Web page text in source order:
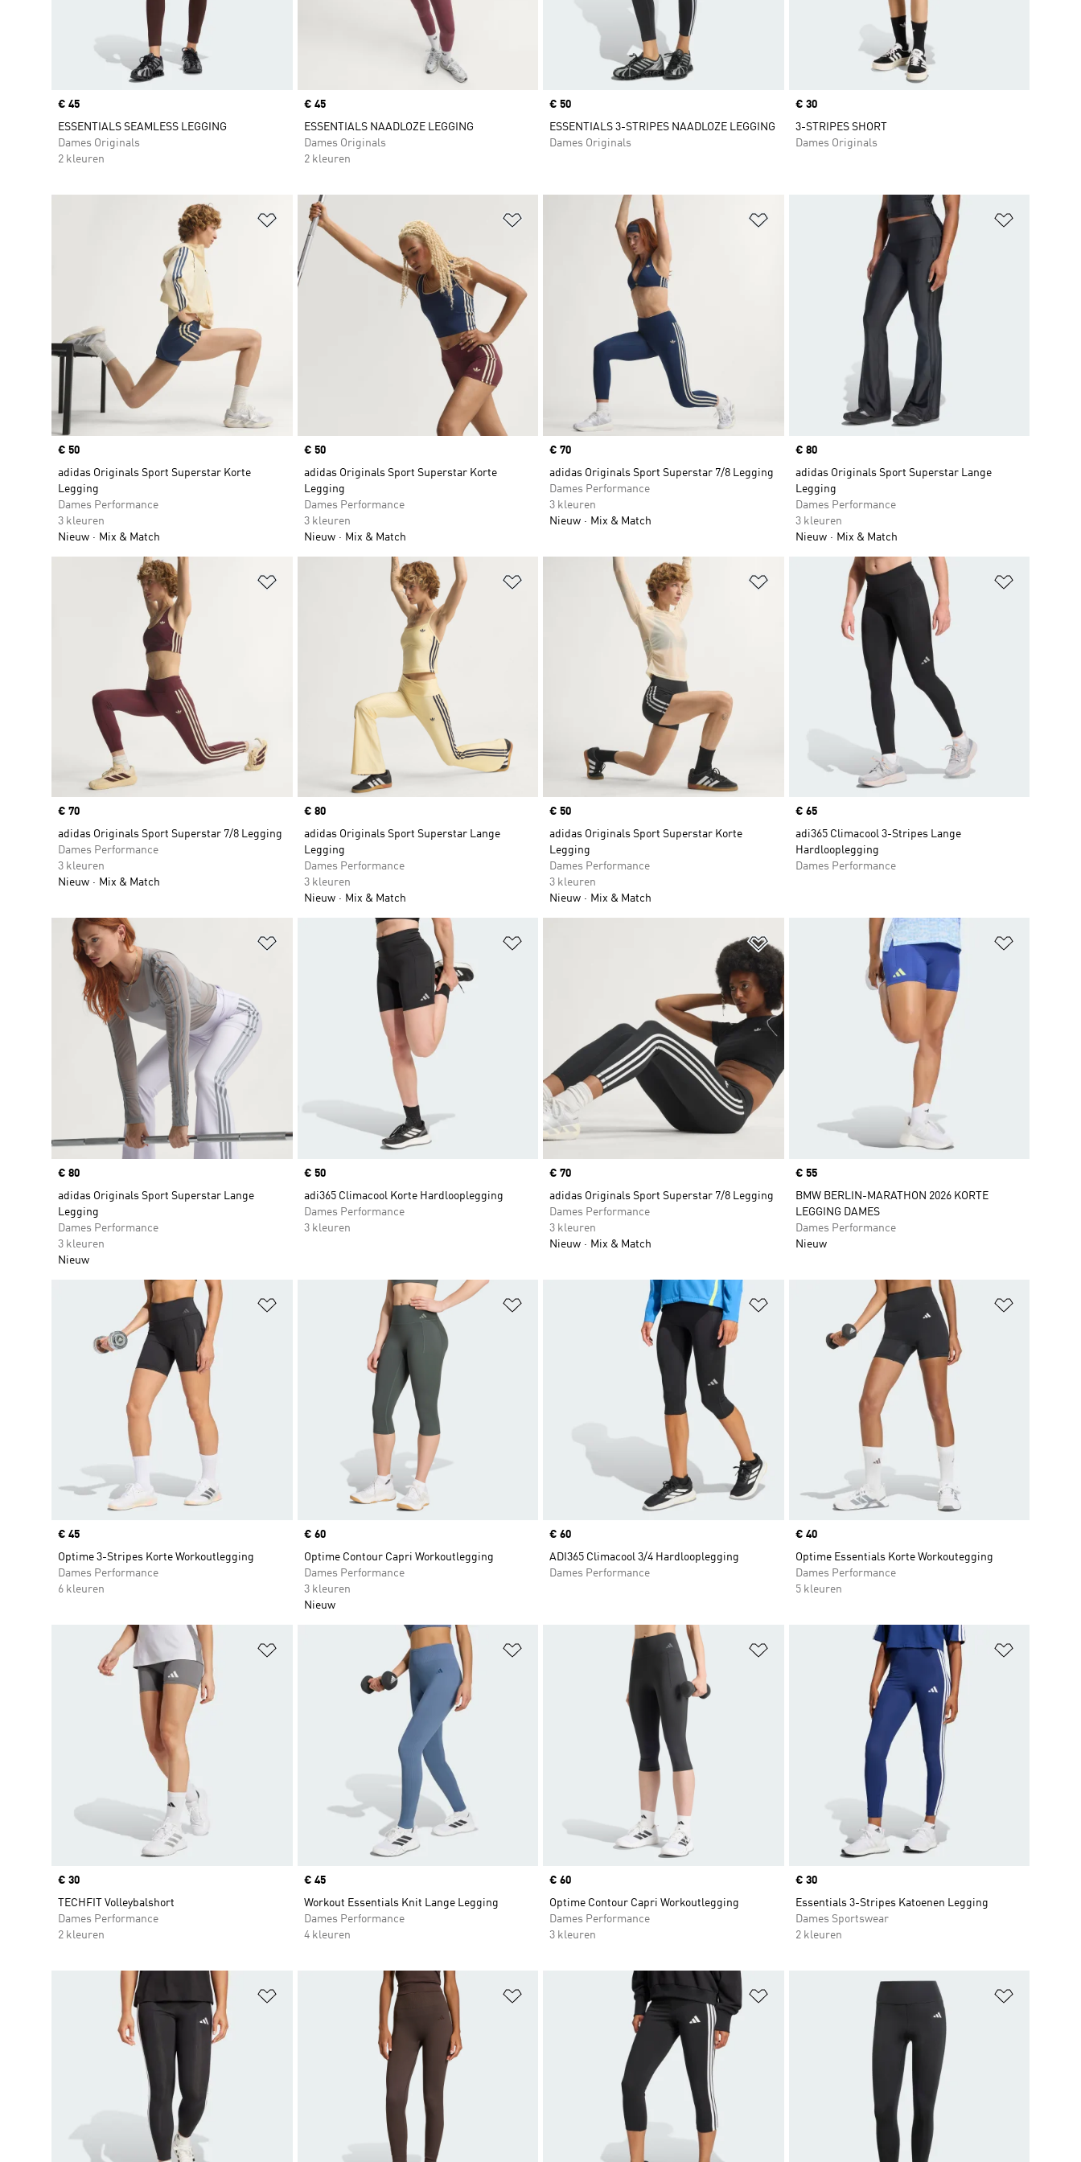
Price
€ 45
ESSENTIALS SEAMLESS LEGGING
Dames Originals
2 kleuren
Price
€ 45
ESSENTIALS NAADLOZE LEGGING
Dames Originals
2 kleuren
Price
€ 50
ESSENTIALS 3-STRIPES NAADLOZE LEGGING
Dames Originals
Price
€ 30
3-STRIPES SHORT
Dames Originals
Op verlanglijst zetten
Price
€ 50
adidas Originals Sport Superstar Korte
Legging
Dames Performance
3 kleuren
Nieuw
Mix & Match
Op verlanglijst zetten
Price
€ 50
adidas Originals Sport Superstar Korte
Legging
Dames Performance
3 kleuren
Nieuw
Mix & Match
Op verlanglijst zetten
Price
€ 70
adidas Originals Sport Superstar 7/8 Legging
Dames Performance
3 kleuren
Nieuw
Mix & Match
Price
€ 80
adidas Originals Sport Superstar Lange
Legging
Dames Performance
3 kleuren
Nieuw
Mix & Match
Op verlanglijst zetten
Price
€ 70
adidas Originals Sport Superstar 7/8 Legging
Dames Performance
3 kleuren
Nieuw
Mix & Match
Op verlanglijst zetten
Price
€ 80
adidas Originals Sport Superstar Lange
Legging
Dames Performance
3 kleuren
Nieuw
Mix & Match
Op verlanglijst zetten
Price
€ 50
adidas Originals Sport Superstar Korte
Legging
Dames Performance
3 kleuren
Nieuw
Mix & Match
Price
€ 65
adi365 Climacool 3-Stripes Lange
Hardlooplegging
Dames Performance
Op verlanglijst zetten
Price
€ 80
adidas Originals Sport Superstar Lange
Legging
Dames Performance
3 kleuren
Nieuw
Price
€ 50
adi365 Climacool Korte Hardlooplegging
Dames Performance
3 kleuren
Op verlanglijst zetten
Price
€ 70
adidas Originals Sport Superstar 7/8 Legging
Dames Performance
3 kleuren
Nieuw
Mix & Match
Price
€ 55
BMW BERLIN-MARATHON 2026 KORTE
LEGGING DAMES
Dames Performance
Nieuw
Op verlanglijst zetten
Price
€ 45
Optime 3-Stripes Korte Workoutlegging
Dames Performance
6 kleuren
Price
€ 60
Optime Contour Capri Workoutlegging
Dames Performance
3 kleuren
Nieuw
Op verlanglijst zetten
Price
€ 60
ADI365 Climacool 3/4 Hardlooplegging
Dames Performance
Price
€ 40
Optime Essentials Korte Workoutegging
Dames Performance
5 kleuren
Price
€ 30
TECHFIT Volleybalshort
Dames Performance
2 kleuren
Op verlanglijst zetten
Price
€ 45
Workout Essentials Knit Lange Legging
Dames Performance
4 kleuren
Op verlanglijst zetten
Price
€ 60
Optime Contour Capri Workoutlegging
Dames Performance
3 kleuren
Price
€ 30
Essentials 3-Stripes Katoenen Legging
Dames Sportswear
2 kleuren
Op verlanglijst zetten Op verlanglijst zetten Op verlanglijst zetten